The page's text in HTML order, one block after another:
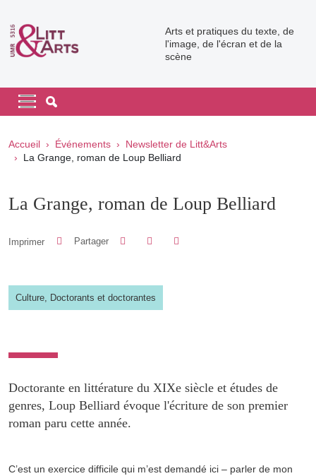
Arts et pratiques du texte, de
l'image, de l'écran et de la
scène
Navigation principale
Navigation principale mobile
Fil d'Ariane
Accueil Événements
Newsletter de Litt&Arts
La Grange, roman de Loup Belliard
La Grange, roman de Loup Belliard
Imprimer Partager Partager sur Facebook
Partager sur LinkedIn
Culture, Doctorants et doctorantes
Doctorante en littérature du XIXe siècle et études de
genres, Loup Belliard évoque l'écriture de son premier
roman paru cette année.
C’est un exercice difficile qui m’est demandé ici – parler de mon